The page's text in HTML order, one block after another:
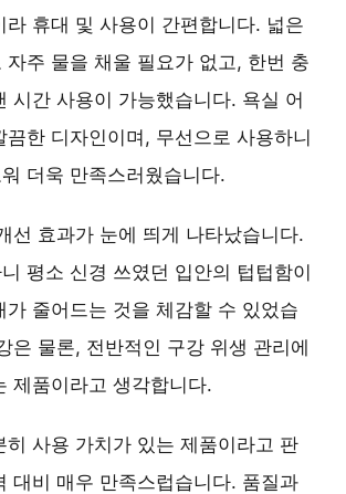
라 휴대 및 사용이 간편합니다. 넓은
자주 물을 채울 필요가 없고, 한번 충
시간 사용이 가능했습니다. 욕실 어
끔한 디자인이며, 무선으로 사용하니
더욱 만족스러웠습니다.
선 효과가 눈에 띄게 나타났습니다.
평소 신경 쓰였던 입안의 텁텁함이
가 줄어드는 것을 체감할 수 있었습
은 물론, 전반적인 구강 위생 관리에
제품이라고 생각합니다.
히 사용 가치가 있는 제품이라고 판
대비 매우 만족스럽습니다. 품질과